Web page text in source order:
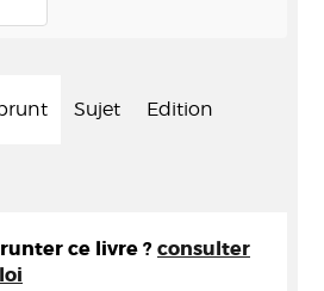
Sujet Edition
ce livre ? consulter